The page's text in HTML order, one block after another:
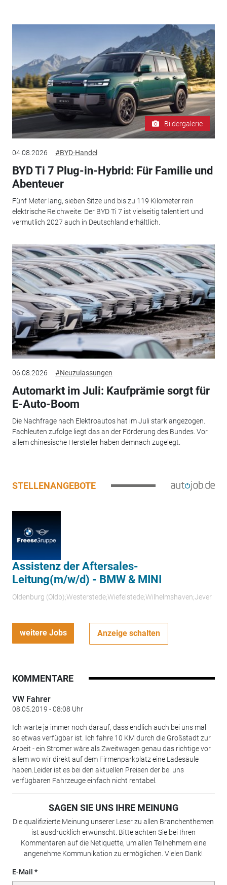
Bildergalerie
04.08.2026 #BYD-Handel
BYD Ti 7 Plug-in-Hybrid: Für Familie und
Abenteuer
Fünf Meter lang, sieben Sitze und bis zu 119 Kilometer rein
elektrische Reichweite: Der BYD Ti 7 ist vielseitig talentiert und
vermutlich 2027 auch in Deutschland erhältlich.
06.08.2026 #Neuzulassungen
Automarkt im Juli: Kaufprämie sorgt für
E-Auto-Boom
Die Nachfrage nach Elektroautos hat im Juli stark angezogen.
Fachleuten zufolge liegt das an der Förderung des Bundes. Vor
allem chinesische Hersteller haben demnach zugelegt.
STELLENANGEBOTE
Assistenz der Aftersales-
Leitung(m/w/d) - BMW & MINI
Oldenburg (Oldb);Westerstede;Wiefelstede;Wilhelmshaven;Jever
weitere Jobs Anzeige schalten
KOMMENTARE
VW Fahrer
08.05.2019 - 08:08 Uhr
Ich warte ja immer noch darauf, dass endlich auch bei uns mal
so etwas verfügbar ist. Ich fahre 10 KM durch die Großstadt zur
Arbeit - ein Stromer wäre als Zweitwagen genau das richtige vor
allem wo wir direkt auf dem Firmenparkplatz eine Ladesäule
haben.Leider ist es bei den aktuellen Preisen der bei uns
verfügbaren Fahrzeuge einfach nicht rentabel.
SAGEN SIE UNS IHRE MEINUNG
Die qualifizierte Meinung unserer Leser zu allen Branchenthemen
ist ausdrücklich erwünscht. Bitte achten Sie bei Ihren
Kommentaren auf die Netiquette, um allen Teilnehmern eine
angenehme Kommunikation zu ermöglichen. Vielen Dank!
E-Mail